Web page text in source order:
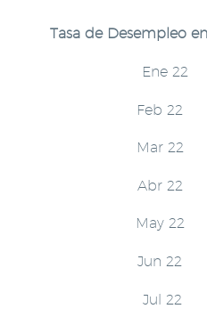
Tasa de Desempleo
Ene
Feb
Mar
Abr
May
Jun
Jul 22